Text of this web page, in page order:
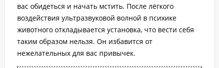
вас обидеться и начать мстить. После лёгкого
воздействия ультразвуковой волной в психике
животного откладывается установка, что вести себя
таким образом нельзя. Он избавится от
нежелательных для вас привычек.